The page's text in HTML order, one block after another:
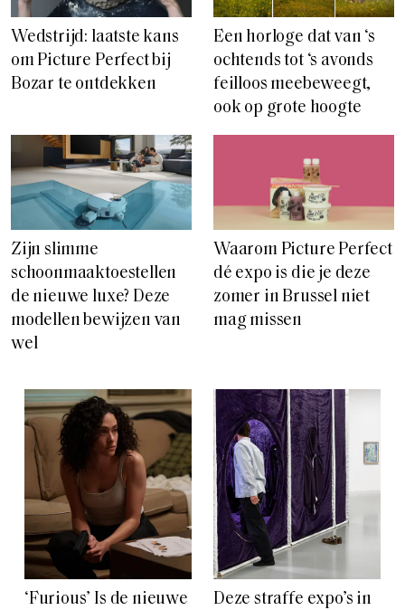
Wedstrijd: laatste kans
om Picture Perfect bij
Bozar te ontdekken
Een horloge dat van ‘s
ochtends tot ‘s avonds
feilloos meebeweegt,
ook op grote hoogte
Zijn slimme
schoonmaaktoestellen
de nieuwe luxe? Deze
modellen bewijzen van
wel
Waarom Picture Perfect
dé expo is die je deze
zomer in Brussel niet
mag missen
‘Furious’ Is de nieuwe
Deze straffe expo’s in